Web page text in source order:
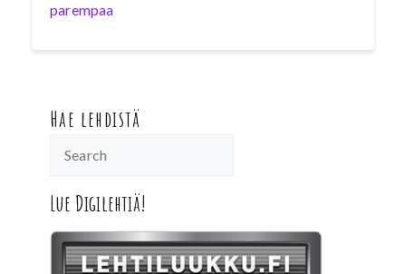
parempaa
Hae lehdistä
Lue Digilehtiä!